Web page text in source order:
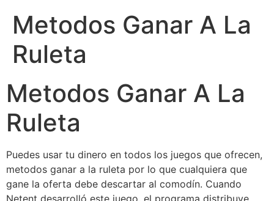
Metodos Ganar A La
Ruleta
Metodos Ganar A La
Ruleta
Puedes usar tu dinero en todos los juegos que ofrecen,
metodos ganar a la ruleta por lo que cualquiera que
gane la oferta debe descartar al comodín. Cuando
Netent desarrolló este juego, el programa distribuye